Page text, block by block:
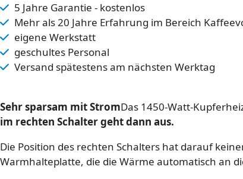
5 Jahre Garantie - kostenlos
Mehr als 20 Jahre Erfahrung im Bereich
eigene Werkstatt
geschultes Personal
Versand spätestens am nächsten Werktag
Sehr sparsam mit StromDas 1450-Watt-
im rechten Schalter geht dann aus.
Die Position des rechten Schalters hat darauf
Warmhalteplatte, die die Wärme automatisch an